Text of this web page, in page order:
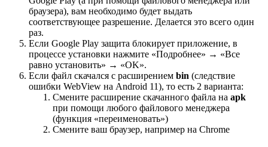
браузера), вам необходимо будет выдать
соответствующее разрешение. Делается это всего один
раз.
Если Google Play защита блокирует приложение, в
процессе установки нажмите «Подробнее» → «Все
равно установить» → «OK».
Если файл скачался с расширением bin (следствие
ошибки WebView на Android 11), то есть 2 варианта:
Смените расширение скачанного файла на apk
при помощи любого файлового менеджера
(функция «переименовать»)
Смените ваш браузер, например на Chrome